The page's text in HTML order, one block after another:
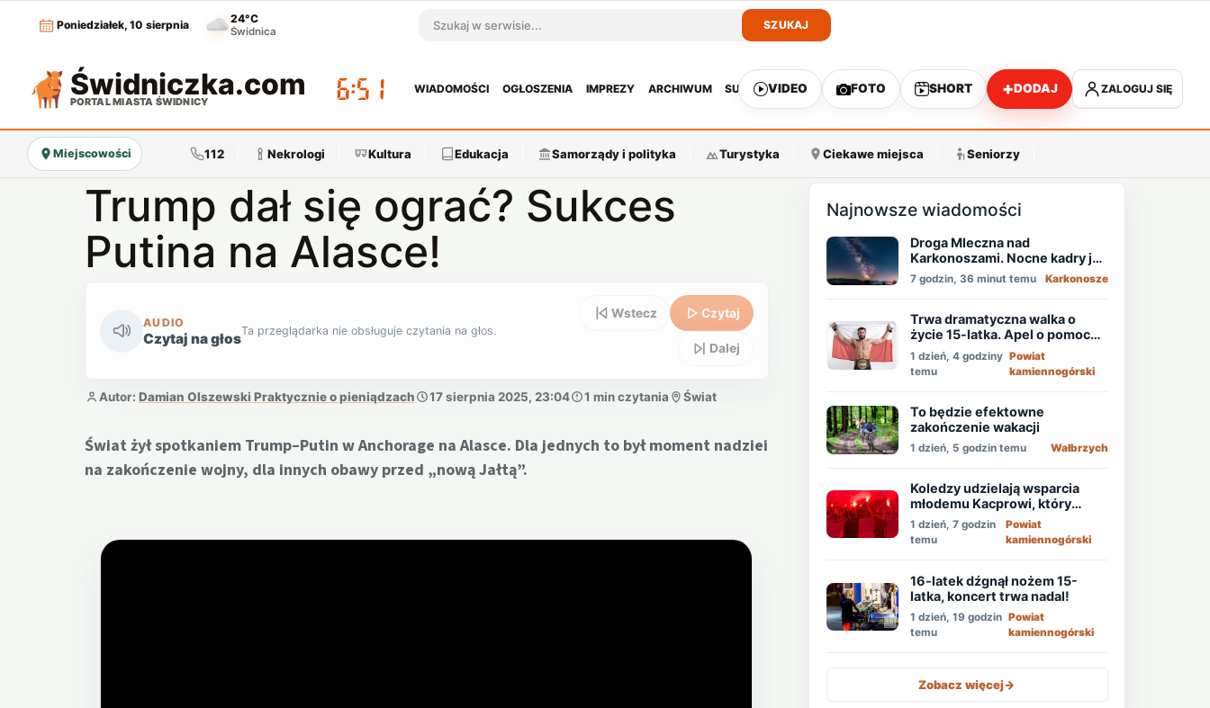
Poniedziałek, 10 sierpnia
24°C
Świdnica Szukaj w serwisie
SZUKAJ
Świdniczka.com
PORTAL MIASTA ŚWIDNICY 06:51
WIADOMOŚCI OGŁOSZENIA IMPREZY ARCHIWUM SUBSKRYPCJA
VIDEO FOTO SHORT +DODAJ ZALOGUJ SIĘ
Miejscowości 112 Nekrologi Kultura Edukacja Samorządy i polityka Turystyka Ciekawe miejsca Seniorzy
Trump dał się ograć? Sukces
Putina na Alasce!
AUDIO
Czytaj na głosTa przeglądarka nie obsługuje czytania na głos.
Wstecz Czytaj
Dalej
Autor: Damian Olszewski Praktycznie o pieniądzach 17 sierpnia 2025, 23:04 1 min czytania Świat
Świat żył spotkaniem Trump–Putin w Anchorage na Alasce. Dla jednych to był moment nadziei
na zakończenie wojny, dla innych obawy przed „nową Jałtą”.
Najnowsze wiadomości
Droga Mleczna nad
Karkonoszami. Nocne kadry jak
z kosmicznej odysei
7 godzin, 36 minut temu Karkonosze
Trwa dramatyczna walka o
życie 15-latka. Apel o pomoc
mistrza MMA - Memeda
Khalidova
1 dzień, 4 godziny
temu
Powiat
kamiennogórski
To będzie efektowne
zakończenie wakacji
1 dzień, 5 godzin temu Wałbrzych
Koledzy udzielają wsparcia
młodemu Kacprowi, który
walczy o życie po ataku
nożownika!
1 dzień, 7 godzin
temu
Powiat
kamiennogórski
16-latek dźgnął nożem 15-
latka, koncert trwa nadal!
1 dzień, 19 godzin
temu
Powiat
kamiennogórski
Zobacz więcej->